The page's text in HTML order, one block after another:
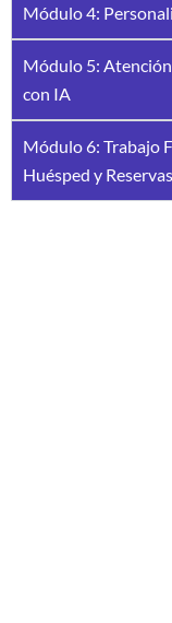
Módulo 4:
Módulo 5:
con IA
Módulo 6: Trabajo
Huésped y Reservas